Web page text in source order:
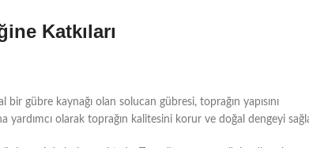
Katkıları
gübre kaynağı olan solucan gübresi, toprağın yapısını
yardımcı olarak toprağın kalitesini korur ve doğal dengeyi